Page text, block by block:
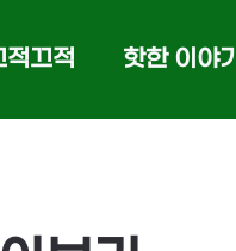
적끄적 핫한 이야기